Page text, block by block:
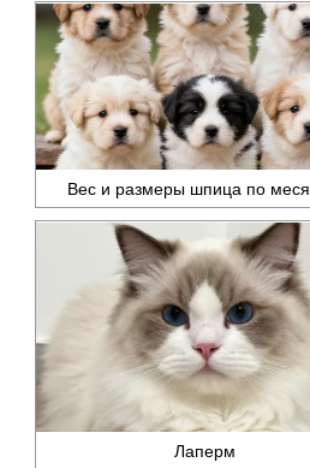
Вес и размеры шпица по
Лаперм